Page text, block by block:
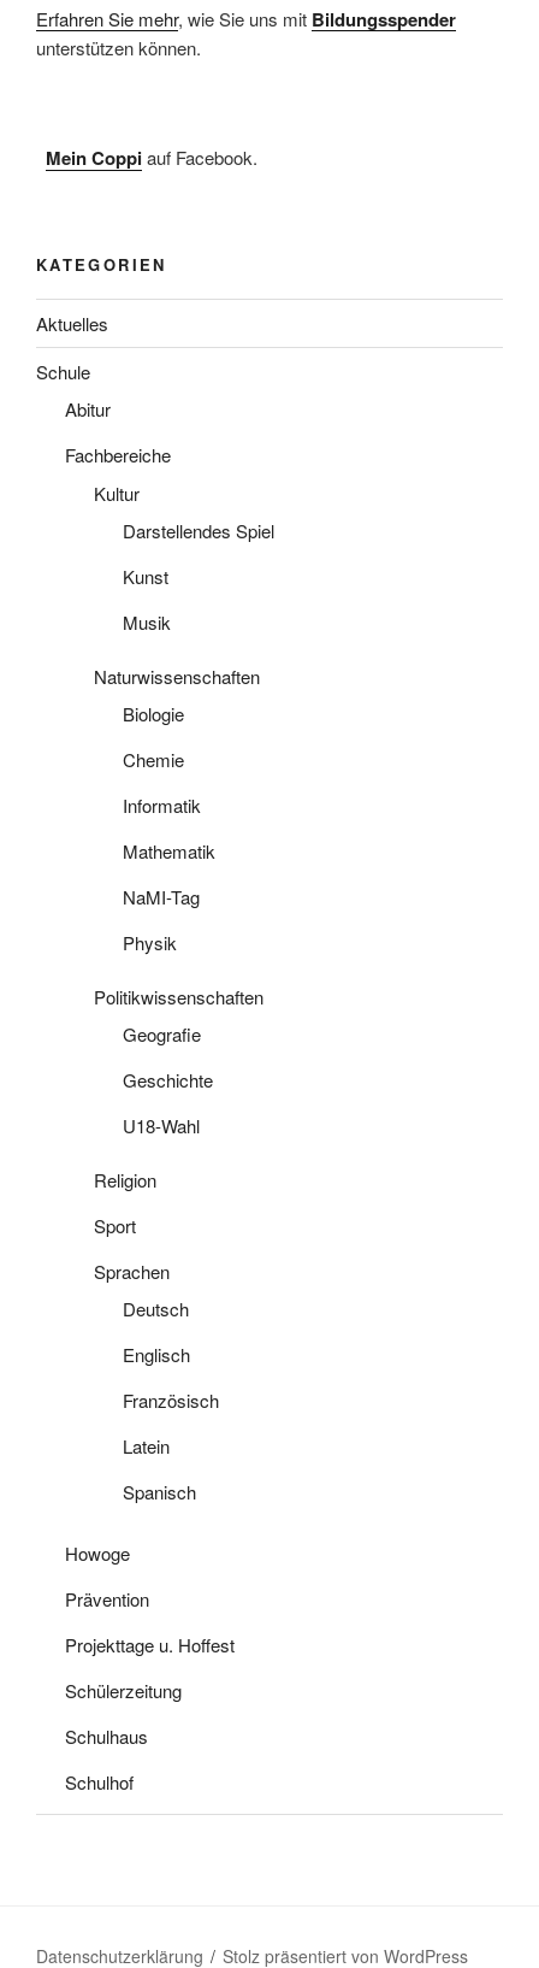
Erfahren Sie mehr, wie Sie uns mit Bildungsspender
unterstützen können.
Mein Coppiauf Facebook.
KATEGORIEN
Aktuelles
Schule
Abitur
Fachbereiche
Kultur
Darstellendes Spiel
Kunst
Musik
Naturwissenschaften
Biologie
Chemie
Informatik
Mathematik
NaMI-Tag
Physik
Politikwissenschaften
Geografie
Geschichte
U18-Wahl
Religion
Sport
Sprachen
Deutsch
Englisch
Französisch
Latein
Spanisch
Howoge
Prävention
Projekttage u. Hoffest
Schülerzeitung
Schulhaus
Schulhof
Datenschutzerklärung Stolz präsentiert von WordPress